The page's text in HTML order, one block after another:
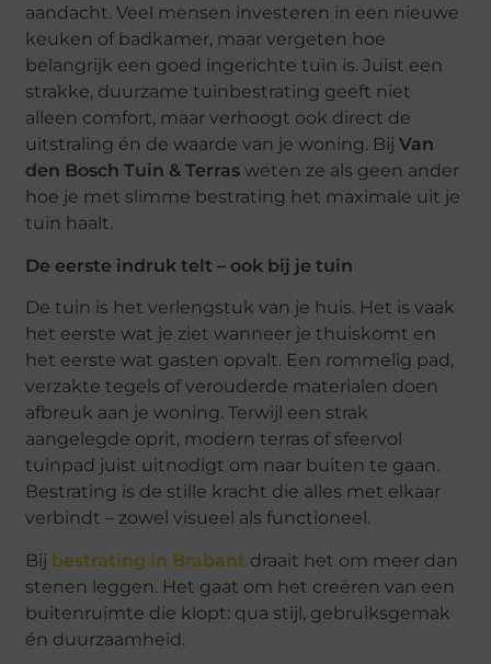
aandacht. Veel mensen investeren in een nieuwe
keuken of badkamer, maar vergeten hoe
belangrijk een goed ingerichte tuin is. Juist een
strakke, duurzame tuinbestrating geeft niet
alleen comfort, maar verhoogt ook direct de
uitstraling én de waarde van je woning. BijVan
den Bosch Tuin & Terras weten ze als geen ander
hoe je met slimme bestrating het maximale uit je
tuin haalt.
De eerste indruk telt – ook bij je tuin
De tuin is het verlengstuk van je huis. Het is vaak
het eerste wat je ziet wanneer je thuiskomt en
het eerste wat gasten opvalt. Een rommelig pad,
verzakte tegels of verouderde materialen doen
afbreuk aan je woning. Terwijl een strak
aangelegde oprit, modern terras of sfeervol
tuinpad juist uitnodigt om naar buiten te gaan.
Bestrating is de stille kracht die alles met elkaar
verbindt – zowel visueel als functioneel.
Bij bestrating in Brabant draait het om meer dan
stenen leggen. Het gaat om het creëren van een
buitenruimte die klopt: qua stijl, gebruiksgemak
én duurzaamheid.